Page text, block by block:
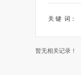
关 键 词：
暂无相关记录！